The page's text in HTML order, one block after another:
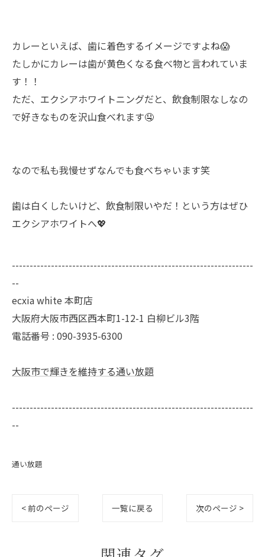
カレーといえば、歯に着色するイメージですよね😱
たしかにカレーは歯が黄色くなる食べ物と言われていま
す！！
ただ、エクシアホワイトニングだと、飲食制限なしなの
で好きなものを沢山食べれます🤤
なので私も我慢せずなんでも食べちゃいます笑
歯は白くしたいけど、飲食制限いやだ！という方はぜひ
エクシアホワイトへ💖
--------------------------------------------------------------------
--
ecxia white 本町店
大阪府大阪市西区西本町1-12-1 白柳ビル3階
電話番号 : 090-3935-6300
大阪市で輝きを維持する通い放題
--------------------------------------------------------------------
--
通い放題
< 前のページ 一覧に戻る 次のページ >